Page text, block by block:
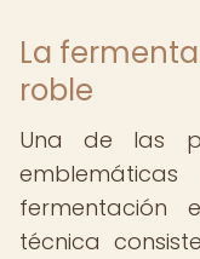
La
roble
Una de las
fermentación
técnica